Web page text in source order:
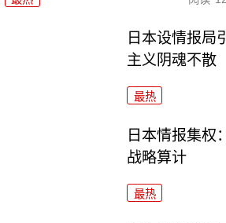
日本设情报局
主义阴魂不散
最热
日本情报集权
战略算计
最热